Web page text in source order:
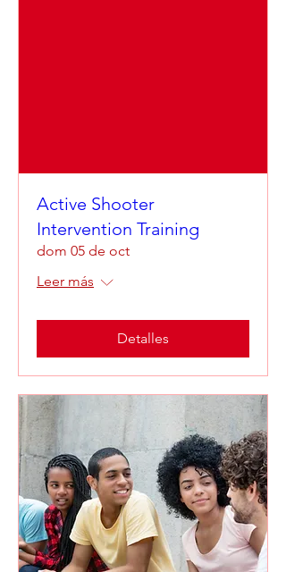
Active Shooter
Intervention Training
dom 05 de oct
Leer más
Detalles